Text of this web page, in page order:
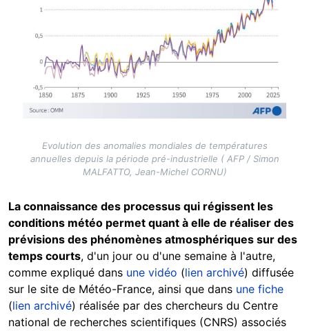
Evolution des anomalies mondiales de températures
annuelles depuis la période pré-industrielle ( AFP / Simon
MALFATTO, Jean-Michel CORNU)
La connaissance des processus qui régissent les
conditions météo permet quant à elle de réaliser des
prévisions des phénomènes atmosphériques sur des
temps courts, d'un jour ou d'une semaine à l'autre,
comme expliqué dans une vidéo (lien archivé) diffusée
sur le site de Météo-France, ainsi que dans une fiche
(lien archivé) réalisée par des chercheurs du Centre
national de recherches scientifiques (CNRS) associés